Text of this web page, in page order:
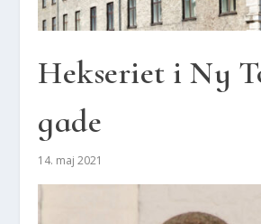
Hek­se­ri­et i Ny
ga­de
14. maj 2021